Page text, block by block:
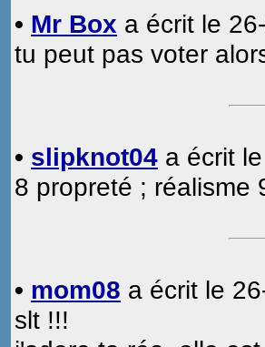
• Mr Box a écrit le
tu peut pas voter
• slipknot04 a écrit
8 propreté ; réalisme
• mom08 a écrit le
slt !!!